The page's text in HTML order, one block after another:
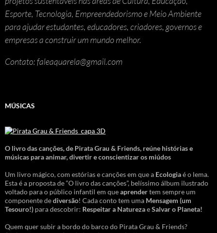
Esporte, Tecnologia, Empreendedorismo e Meio Ambiente
para ajudar estudantes, educadores, criadores, governos e
empresas a construir um mundo melhor.
Contato: faleaquarela@gmail.com
MÚSICAS
O livro das canções,de Pirata Grau & Friends, reúne histórias e
músicas para animar, divertir e conscientizar os miúdos
Um livro mágico, com estórias e canções em que a Ecologiaé o lema.
Esta é a proposta de “O livro das canções”, belíssimo álbum ilustrado
voltado para o público infantil em queaprendertem sempre um
componente dediversão! Cada conto tem uma Mensagem (um
Tesouro!) para descobrir: Respeitar a NaturezaeSalvar o Planeta!
Quem quer subir a bordo do barco do Pirata Grau & Friends?